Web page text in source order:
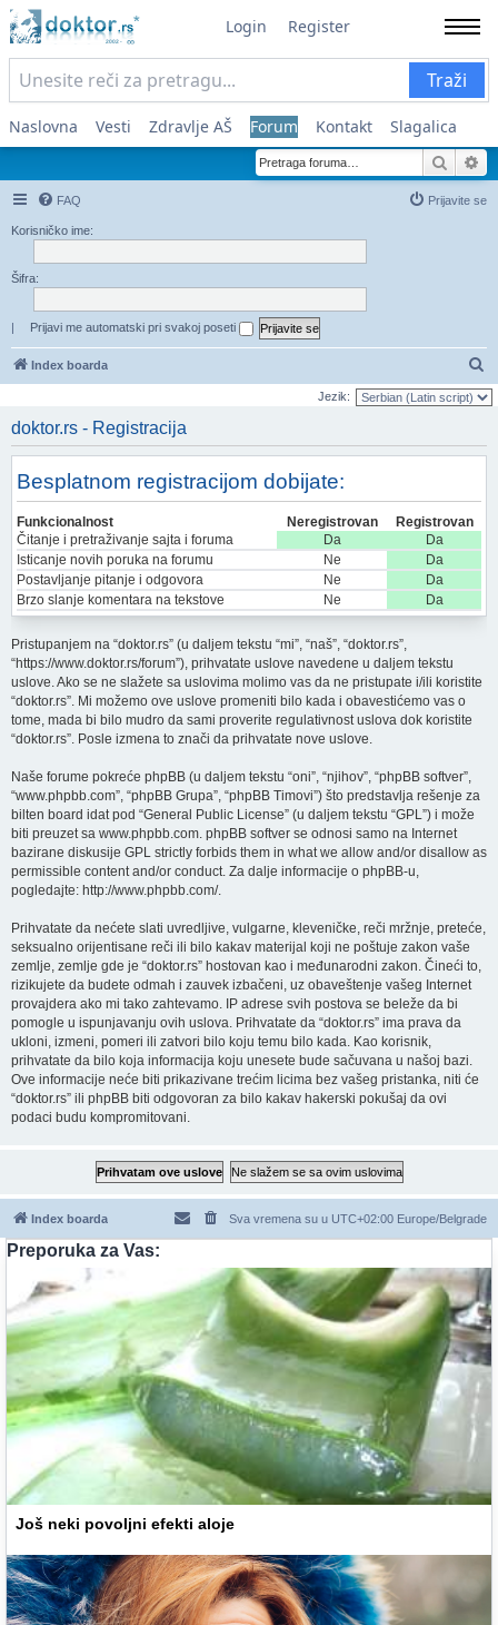
Login Register
Traži
Naslovna Vesti Zdravlje AŠ Forum Kontakt Slagalica
FAQ Prijavite se
Korisničko ime:
Šifra:
| Prijavi me automatski pri svakoj poseti
Index boarda
Jezik:
doktor.rs - Registracija
Besplatnom registracijom dobijate:
Funkcionalnost Neregistrovan
Registrovan
Čitanje i pretraživanje sajta i foruma
Da
Da
Isticanje novih poruka na forumu
Ne
Da
Postavljanje pitanje i odgovora
Ne
Da
Brzo slanje komentara na tekstove
Ne Da
Pristupanjem na “doktor.rs” (u daljem tekstu “mi”, “naš”, “doktor.rs”,
“https://www.doktor.rs/forum”), prihvatate uslove navedene u daljem tekstu
uslove. Ako se ne slažete sa uslovima molimo vas da ne pristupate i/ili koristite
“doktor.rs”. Mi možemo ove uslove promeniti bilo kada i obavestićemo vas o
tome, mada bi bilo mudro da sami proverite regulativnost uslova dok koristite
“doktor.rs”. Posle izmena to znači da prihvatate nove uslove.
Naše forume pokreće phpBB (u daljem tekstu “oni”, “njihov”, “phpBB softver”,
“www.phpbb.com”, “phpBB Grupa”, “phpBB Timovi”) što predstavlja rešenje za
bilten board idat pod “General Public License” (u daljem tekstu “GPL”) i može
biti preuzet sa www.phpbb.com . phpBB softver se odnosi samo na Internet
bazirane diskusije GPL strictly forbids them in what we allow and/or disallow as
permissible content and/or conduct. Za dalje informacije o phpBB-u,
pogledajte: http://www.phpbb.com/.
Prihvatate da nećete slati uvredljive, vulgarne, kleveničke, reči mržnje, preteće,
seksualno orijentisane reči ili bilo kakav materijal koji ne poštuje zakon vaše
zemlje, zemlje gde je “doktor.rs” hostovan kao i međunarodni zakon. Čineći to,
rizikujete da budete odmah i zauvek izbačeni, uz obaveštenje vašeg Internet
provajdera ako mi tako zahtevamo. IP adrese svih postova se beleže da bi
pomogle u ispunjavanju ovih uslova. Prihvatate da “doktor.rs” ima prava da
ukloni, izmeni, pomeri ili zatvori bilo koju temu bilo kada. Kao korisnik,
prihvatate da bilo koja informacija koju unesete bude sačuvana u našoj bazi.
Ove informacije neće biti prikazivane trećim licima bez vašeg pristanka, niti će
“doktor.rs” ili phpBB biti odgovoran za bilo kakav hakerski pokušaj da ovi
podaci budu kompromitovani.
Index boarda Sva vremena su u UTC+02:00 Europe/Belgrade
Preporuka za Vas:
Još neki povoljni efekti aloje